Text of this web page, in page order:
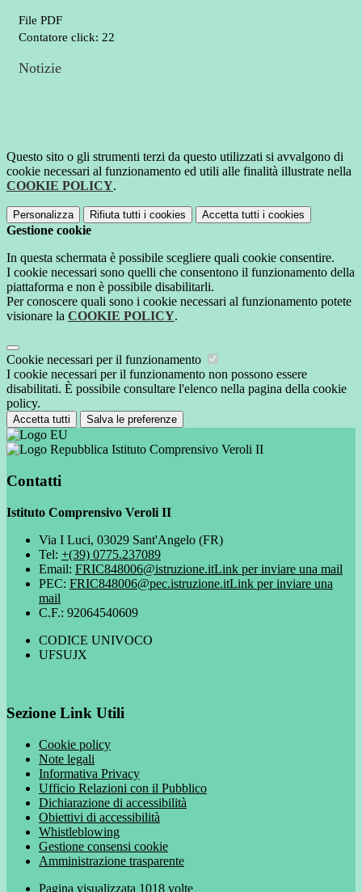
File PDF
Contatore click: 22
Notizie
Questo sito o gli strumenti terzi da questo utilizzati si avvalgono di
cookie necessari al funzionamento ed utili alle finalità illustrate nella
COOKIE POLICY.
Personalizza Rifiuta tutti i cookies Accetta tutti i cookies
Gestione cookie
In questa schermata è possibile scegliere quali cookie consentire.
I cookie necessari sono quelli che consentono il funzionamento della
piattaforma e non è possibile disabilitarli.
Per conoscere quali sono i cookie necessari al funzionamento potete
visionare la COOKIE POLICY.
Cookie necessari per il funzionamento
I cookie necessari per il funzionamento non possono essere
disabilitati. È possibile consultare l'elenco nella pagina della cookie
policy.
Accetta tutti Salva le preferenze
Istituto Comprensivo Veroli II
Contatti
Istituto Comprensivo Veroli II
Via I Luci, 03029 Sant'Angelo (FR)
Tel: +(39) 0775.237089
Email: FRIC848006@istruzione.itLink per inviare una mail
PEC: FRIC848006@pec.istruzione.itLink per inviare una
mail
C.F.: 92064540609
CODICE UNIVOCO
UFSUJX
Sezione Link Utili
Cookie policy
Note legali
Informativa Privacy
Ufficio Relazioni con il Pubblico
Dichiarazione di accessibilità
Obiettivi di accessibilità
Whistleblowing
Gestione consensi cookie
Amministrazione trasparente
Pagina visualizzata 1018 volte